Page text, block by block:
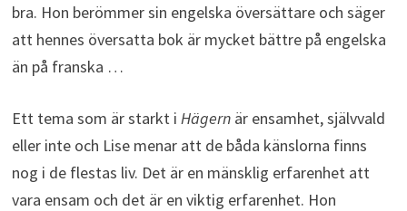
bra. Hon berömmer sin engelska översättare och säger
att hennes översatta bok är mycket bättre på engelska
än på franska …
Ett tema som är starkt i Hägernär ensamhet, självvald
eller inte och Lise menar att de båda känslorna finns
nog i de flestas liv. Det är en mänsklig erfarenhet att
vara ensam och det är en viktig erfarenhet. Hon